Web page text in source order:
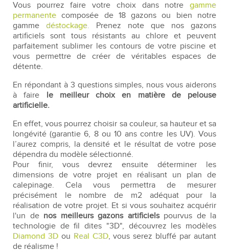
Vous pourrez faire votre choix dans notre gamme
permanente composée de 18 gazons ou bien notre
gamme déstockage. Prenez note que nos gazons
artificiels sont tous résistants au chlore et peuvent
parfaitement sublimer les contours de votre piscine et
vous permettre de créer de véritables espaces de
détente.
En répondant à 3 questions simples, nous vous aiderons
à faire le meilleur choix en matière de pelouse
artificielle.
En effet, vous pourrez choisir sa couleur, sa hauteur et sa
longévité (garantie 6, 8 ou 10 ans contre les UV). Vous
l’aurez compris, la densité et le résultat de votre pose
dépendra du modèle sélectionné.
Pour finir, vous devrez ensuite déterminer les
dimensions de votre projet en réalisant un plan de
calepinage. Cela vous permettra de mesurer
précisément le nombre de m2 adéquat pour la
réalisation de votre projet. Et si vous souhaitez acquérir
l'un de nos meilleurs gazons artificielspourvus de la
technologie de fil dites "3D", découvrez les modèles
Diamond 3Dou Real C3D, vous serez bluffé par autant
de réalisme !